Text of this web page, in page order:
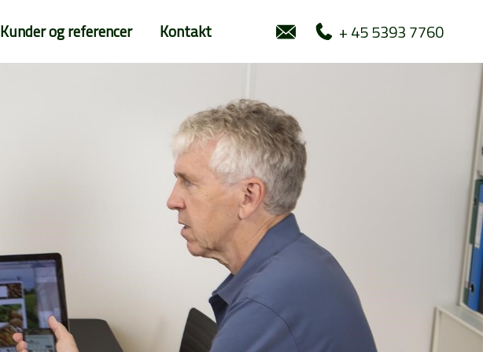
Kunder og referencer Kontakt + 45 5393 7760